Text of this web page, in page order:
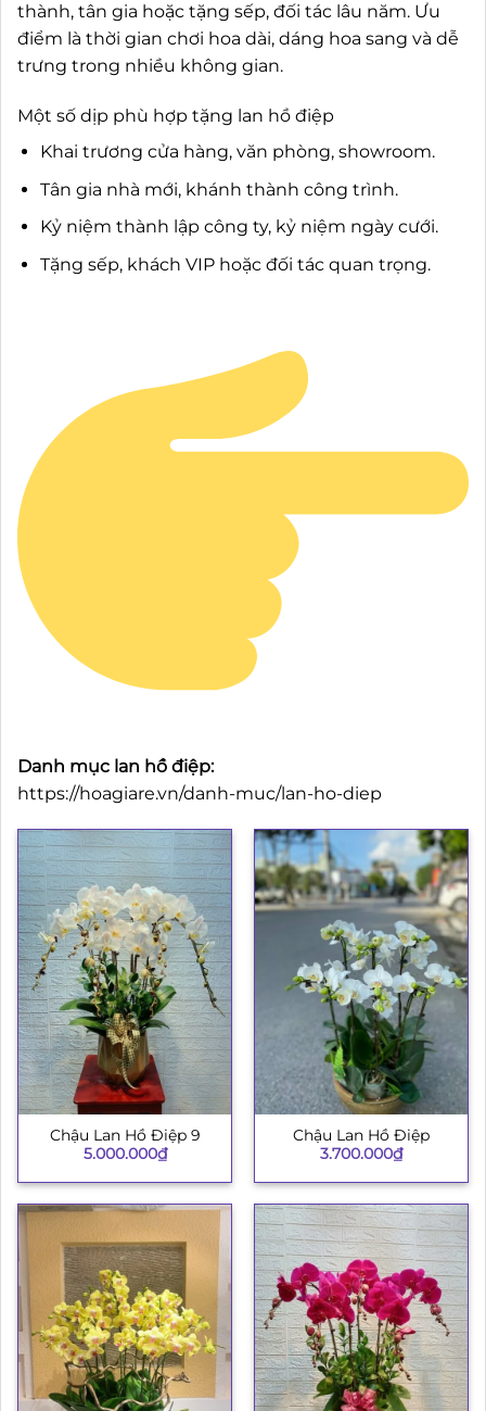
thành, tân gia hoặc tặng sếp, đối tác lâu năm. Ưu
điểm là thời gian chơi hoa dài, dáng hoa sang và dễ
trưng trong nhiều không gian.
Một số dịp phù hợp tặng lan hồ điệp
Khai trương cửa hàng, văn phòng, showroom.
Tân gia nhà mới, khánh thành công trình.
Kỷ niệm thành lập công ty, kỷ niệm ngày cưới.
Tặng sếp, khách VIP hoặc đối tác quan trọng.
Danh mục lan hồ điệp:
https://hoagiare.vn/danh-muc/lan-ho-diep
Chậu Lan Hồ Điệp 9
5.000.000₫
Chậu Lan Hồ Điệp
3.700.000₫